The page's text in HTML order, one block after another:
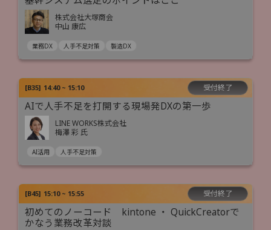
株式会社大塚商会
中山 康広
業務DX 人手不足対策 製造DX
[B35] 14:40 ~ 15:10 受付終了
AIで人手不足を打開する現場発DXの第一歩
LINE WORKS株式会社
梅澤 彩 氏
AI活用 人手不足対策
[B45] 15:10 ~ 15:55 受付終了
初めてのノーコード kintone ・ QuickCreatorで
かなう業務改革対談